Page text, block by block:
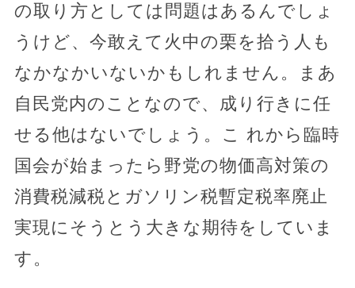
の取り方としては問題はあるんでしょ
うけど、今敢えて火中の栗を拾う人も
なかなかいないかもしれません。まあ
自民党内のことなので、成り行きに任
せる他はないでしょう。こ れから臨時
国会が始まったら野党の物価高対策の
消費税減税とガソリン税暫定税率廃止
実現にそうとう大きな期待をしていま
す。